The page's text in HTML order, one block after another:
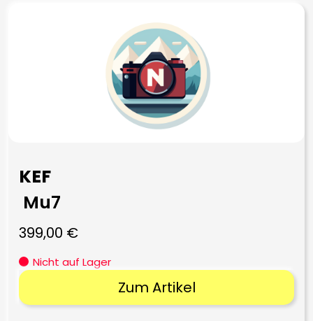
KEF
Mu7
399,00 €
Nicht auf Lager
Zum Artikel